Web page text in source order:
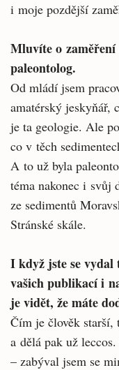
i moje pozdější
Mluvíte o zaměření
paleontolog.
Od mládí jsem
amatérský jeskyňář,
je ta geologie. Ale
co v těch
A to už byla
téma nakonec i svůj
ze sedimentů
Stránské skále.
I když jste se vydal
vašich publikací i
je vidět, že máte
Čím je člověk starší,
a dělá pak už
– zabýval jsem se